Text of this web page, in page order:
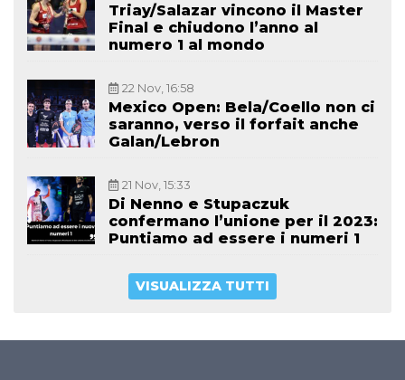
Triay/Salazar vincono il Master
Final e chiudono l’anno al
numero 1 al mondo
22 Nov, 16:58
Mexico Open: Bela/Coello non ci
saranno, verso il forfait anche
Galan/Lebron
21 Nov, 15:33
Di Nenno e Stupaczuk
confermano l’unione per il 2023:
Puntiamo ad essere i numeri 1
VISUALIZZA TUTTI